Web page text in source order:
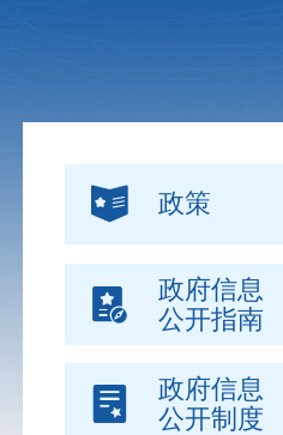
政策
政府信息
公开指南
政府信息
公开制度